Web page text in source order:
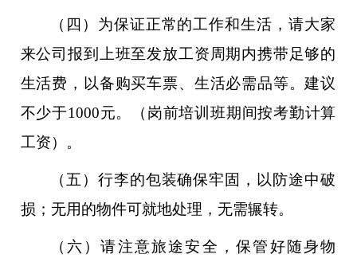
（四）为保证正常的工作和生活，请大家
来公司报到上班至发放工资周期内携带足够的
生活费，以备购买车票、生活必需品等。建议
不少于1000元。（岗前培训班期间按考勤计算
工资）。
（五）行李的包装确保牢固，以防途中破
损；无用的物件可就地处理，无需辗转。
（六）请注意旅途安全，保管好随身物